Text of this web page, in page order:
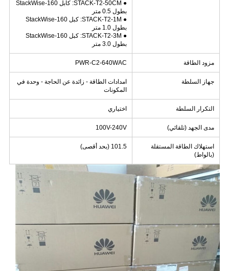
● STACK-T2-50CM: كابل StackWise-160
بطول 0.5 متر
● STACK-T2-1M: كبل StackWise-160
بطول 1.0 متر
● STACK-T2-3M: كبل StackWise-160
بطول 3.0 متر
مزود الطاقة PWR-C2-640WAC
جهاز السلطة
امدادات الطاقة - زائدة عن الحاجة - وحدة في
المكونات
التكرار السلطة اختياري
مدى الجهد (تلقائي) 100V-240V
استهلاك الطاقة المستقلة
(بالواط)
101.5 (بحد أقصى)